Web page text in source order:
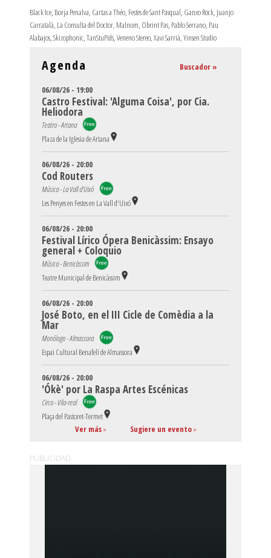
Black Ice, Borja Penalva, Cartas a Théo, Festes de Sant Pasqual, Ganxo Rock, Juanjo
Carratalà, La Consulta del Doctor, Malnom, Obrint Pas, Pablo Serrano, Pau
Alabajos,Skizophonic,TanStuPids,Veneno Stereo,Xavi Sarrià,Yinsen Studio
Agenda Buscador »
06/08/26 - 19:00
Castro Festival: 'Alguma Coisa', por Cia.
Heliodora
Teatro - Artana
Plaza de la Iglesia de Artana
06/08/26 - 20:00
Cod Routers
Música - La Vall d'Uixó
Les Penyes en Festes en La Vall d'Uixó
06/08/26 - 20:00
Festival Lírico Ópera Benicàssim: Ensayo
general + Coloquio
Música - Benicàssim
Teatre Municipal de Benicàssim
06/08/26 - 20:00
José Boto, en el III Cicle de Comèdia a la
Mar
Monólogo - Almassora
Espai Cultural Benafelí de Almassora
06/08/26 - 20:00
'Ókè' por La Raspa Artes Escénicas
Circo - Vila-real
Plaça del Pastoret-Termet
Ver más» Sugiere un evento»
PUBLICIDAD